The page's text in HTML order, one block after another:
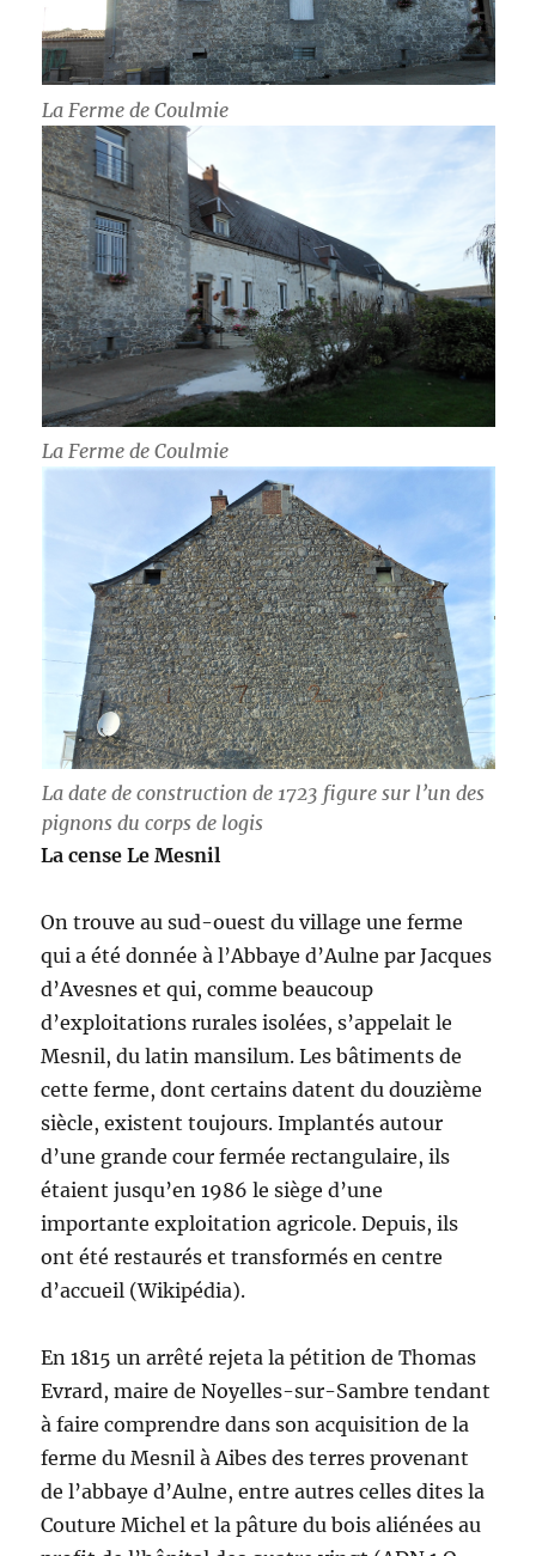
La Ferme de Coulmie
La Ferme de Coulmie
La date de construction de 1723 figure sur l’un des
pignons du corps de logis
La cense Le Mesnil
On trouve au sud-ouest du village une ferme
qui a été donnée à l’Abbaye d’Aulne par Jacques
d’Avesnes et qui, comme beaucoup
d’exploitations rurales isolées, s’appelait le
Mesnil, du latin mansilum. Les bâtiments de
cette ferme, dont certains datent du douzième
siècle, existent toujours. Implantés autour
d’une grande cour fermée rectangulaire, ils
étaient jusqu’en 1986 le siège d’une
importante exploitation agricole. Depuis, ils
ont été restaurés et transformés en centre
d’accueil (Wikipédia).
En 1815 un arrêté rejeta la pétition de Thomas
Evrard, maire de Noyelles-sur-Sambre tendant
à faire comprendre dans son acquisition de la
ferme du Mesnil à Aibes des terres provenant
de l’abbaye d’Aulne, entre autres celles dites la
Couture Michel et la pâture du bois aliénées au